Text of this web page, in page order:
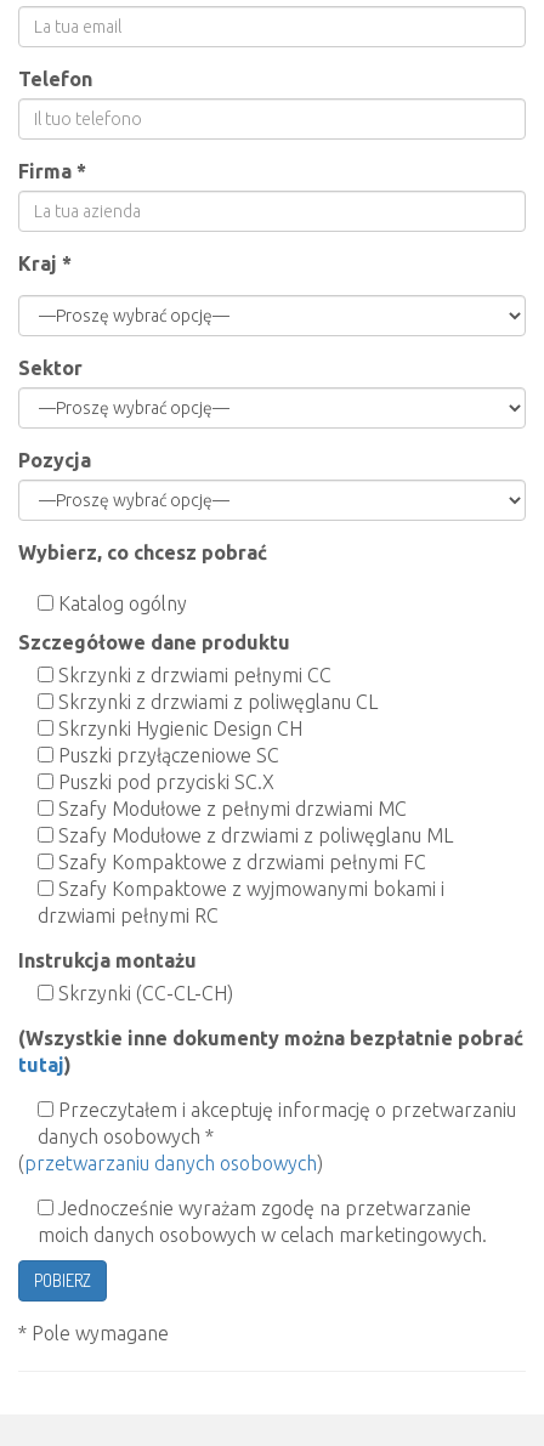
Telefon
Firma *
Kraj *
Sektor
Pozycja
Wybierz, co chcesz pobrać
Katalog ogólny
Szczegółowe dane produktu
Skrzynki z drzwiami pełnymi CC
Skrzynki z drzwiami z poliwęglanu CL
Skrzynki Hygienic Design CH
Puszki przyłączeniowe SC
Puszki pod przyciski SC.X
Szafy Modułowe z pełnymi drzwiami MC
Szafy Modułowe z drzwiami z poliwęglanu ML
Szafy Kompaktowe z drzwiami pełnymi FC
Szafy Kompaktowe z wyjmowanymi bokami i
drzwiami pełnymi RC
Instrukcja montażu
Skrzynki (CC-CL-CH)
(Wszystkie inne dokumenty można bezpłatnie pobrać
tutaj)
Przeczytałem i akceptuję informację o przetwarzaniu
danych osobowych *
(przetwarzaniu danych osobowych)
Jednocześnie wyrażam zgodę na przetwarzanie
moich danych osobowych w celach marketingowych.
* Pole wymagane